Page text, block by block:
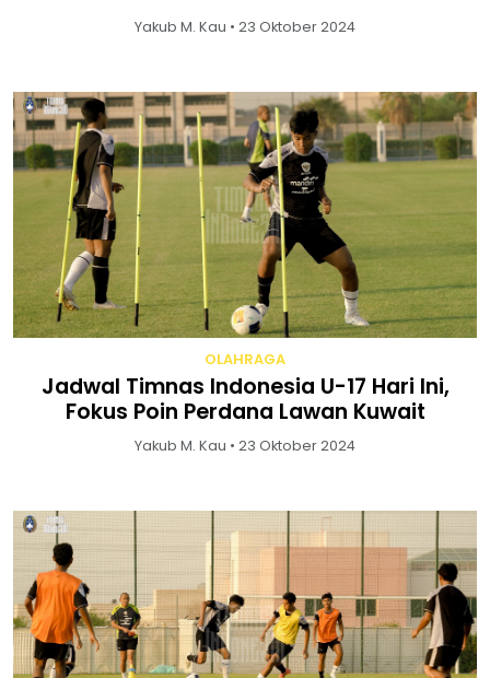
Yakub M. Kau • 23 Oktober 2024
OLAHRAGA
Jadwal Timnas Indonesia U-17 Hari Ini,
Fokus Poin Perdana Lawan Kuwait
Yakub M. Kau • 23 Oktober 2024